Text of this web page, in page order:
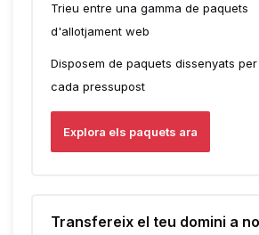
Trieu entre una gamma de paquets
d'allotjament web
Disposem de paquets dissenyats
cada pressupost
Explora els paquets ara
Transfereix el teu domini a